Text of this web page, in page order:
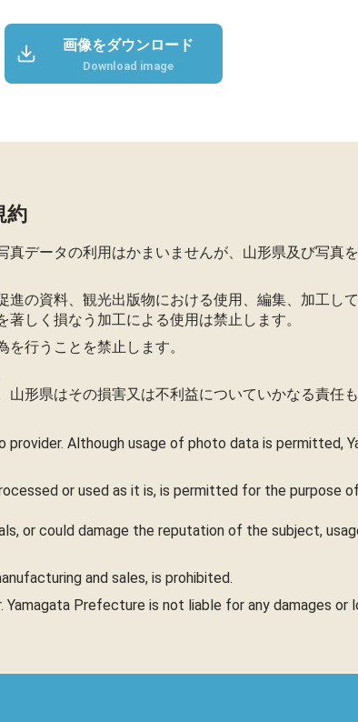
画像をダウンロード
Download image
約
データの利用はかまいませんが、山形県及び写真
の資料、観光出版物における使用、編集、加工して
しく損なう加工による使用は禁止します。
行うことを禁止します。
形県はその損害又は不利益についていかなる責任も
Although usage of photo data is permitted,
or used as it is, is permitted for the purpose
or could damage the reputation of the subject,
and sales, is prohibited.
Prefecture is not liable for any damages or